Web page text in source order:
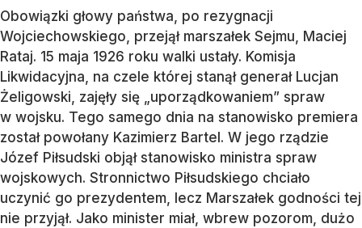
Obowiązki głowy państwa, po rezygnacji
Wojciechowskiego, przejął marszałek Sejmu, Maciej
Rataj. 15 maja 1926 roku walki ustały. Komisja
Likwidacyjna, na czele której stanął generał Lucjan
Żeligowski, zajęły się „uporządkowaniem” spraw
w wojsku. Tego samego dnia na stanowisko premiera
został powołany Kazimierz Bartel. W jego rządzie
Józef Piłsudski objął stanowisko ministra spraw
wojskowych. Stronnictwo Piłsudskiego chciało
uczynić go prezydentem, lecz Marszałek godności tej
nie przyjął. Jako minister miał, wbrew pozorom, dużo